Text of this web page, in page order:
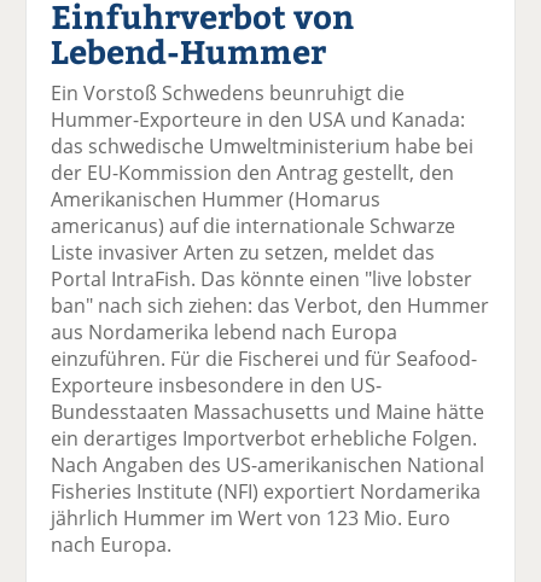
F
ac
e
b
o
o
k
te
il
e
n
tt
er
n
n
k
e
n
te
il
e
m
ai
l
er
n
d
n
n
Einfuhrverbot von
Lebend-Hummer
Ein Vorstoß Schwedens beunruhigt die
Hummer-Exporteure in den USA und Kanada:
das schwedische Umweltministerium habe bei
der EU-Kommission den Antrag gestellt, den
Amerikanischen Hummer (Homarus
americanus) auf die internationale Schwarze
Liste invasiver Arten zu setzen, meldet das
Portal IntraFish. Das könnte einen "live lobster
ban" nach sich ziehen: das Verbot, den Hummer
aus Nordamerika lebend nach Europa
einzuführen. Für die Fischerei und für Seafood-
Exporteure insbesondere in den US-
Bundesstaaten Massachusetts und Maine hätte
ein derartiges Importverbot erhebliche Folgen.
Nach Angaben des US-amerikanischen National
Fisheries Institute (NFI) exportiert Nordamerika
jährlich Hummer im Wert von 123 Mio. Euro
nach Europa.